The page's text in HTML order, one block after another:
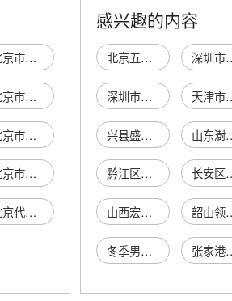
北京市朝阳区太阳宫乡许吓清茶庄
北京市顺义区李桥宝云餐厅
北京市通州区利多副食商店
北京市顺义区沙岭利康小卖部
北京代代日用品销售中心
感兴趣的内容
北京五兄弟餐饮管理有限公司 深圳市藻知
深圳市许氏友邦贸易有限公司 天津市蓟
兴县盛恒文化传媒有限公司 山东澍
黔江区恰容食品经营部 长安区
山西宏兰达贸易有限公司 韶山领成环
冬季男户外男裤 张家港